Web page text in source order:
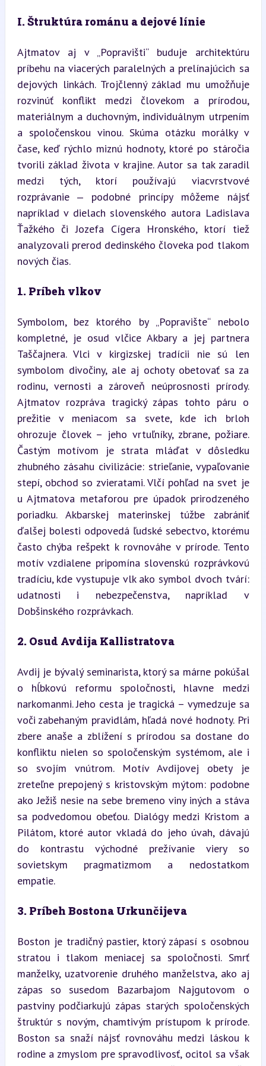
I. Štruktúra románu a dejové línie
Ajtmatov aj v „Popravišti“ buduje architektúru
príbehu na viacerých paralelných a prelínajúcich sa
dejových linkách. Trojčlenný základ mu umožňuje
rozvinúť konflikt medzi človekom a prírodou,
materiálnym a duchovným, individuálnym utrpením
a spoločenskou vinou. Skúma otázku morálky v
čase, keď rýchlo miznú hodnoty, ktoré po stáročia
tvorili základ života v krajine. Autor sa tak zaradil
medzi tých, ktorí používajú viacvrstvové
rozprávanie ‒ podobné princípy môžeme nájsť
napríklad v dielach slovenského autora Ladislava
Ťažkého či Jozefa Cígera Hronského, ktorí tiež
analyzovali prerod dedinského človeka pod tlakom
nových čias.
1. Príbeh vlkov
Symbolom, bez ktorého by „Popravište“ nebolo
kompletné, je osud vlčice Akbary a jej partnera
Taščajnera. Vlci v kirgizskej tradícii nie sú len
symbolom divočiny, ale aj ochoty obetovať sa za
rodinu, vernosti a zároveň neúprosnosti prírody.
Ajtmatov rozpráva tragický zápas tohto páru o
prežitie v meniacom sa svete, kde ich brloh
ohrozuje človek – jeho vrtuľníky, zbrane, požiare.
Častým motívom je strata mláďat v dôsledku
zhubného zásahu civilizácie: strieľanie, vypaľovanie
stepí, obchod so zvieratami. Vlčí pohľad na svet je
u Ajtmatova metaforou pre úpadok prirodzeného
poriadku. Akbarskej materinskej túžbe zabrániť
ďalšej bolesti odpovedá ľudské sebectvo, ktorému
často chýba rešpekt k rovnováhe v prírode. Tento
motív vzdialene pripomína slovenskú rozprávkovú
tradíciu, kde vystupuje vlk ako symbol dvoch tvárí:
udatnosti i nebezpečenstva, napríklad v
Dobšinského rozprávkach.
2. Osud Avdija Kallistratova
Avdij je bývalý seminarista, ktorý sa márne pokúšal
o hĺbkovú reformu spoločnosti, hlavne medzi
narkomanmi. Jeho cesta je tragická – vymedzuje sa
voči zabehaným pravidlám, hľadá nové hodnoty. Pri
zbere anaše a zblížení s prírodou sa dostane do
konfliktu nielen so spoločenským systémom, ale i
so svojím vnútrom. Motív Avdijovej obety je
zreteľne prepojený s kristovským mýtom: podobne
ako Ježiš nesie na sebe bremeno viny iných a stáva
sa podvedomou obeťou. Dialógy medzi Kristom a
Pilátom, ktoré autor vkladá do jeho úvah, dávajú
do kontrastu východné prežívanie viery so
sovietskym pragmatizmom a nedostatkom
empatie.
3. Príbeh Bostona Urkunčijeva
Boston je tradičný pastier, ktorý zápasí s osobnou
stratou i tlakom meniacej sa spoločnosti. Smrť
manželky, uzatvorenie druhého manželstva, ako aj
zápas so susedom Bazarbajom Najgutovom o
pastviny podčiarkujú zápas starých spoločenských
štruktúr s novým, chamtivým prístupom k prírode.
Boston sa snaží nájsť rovnováhu medzi láskou k
rodine a zmyslom pre spravodlivosť, ocitol sa však